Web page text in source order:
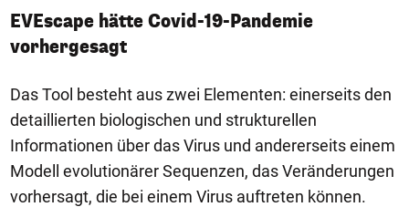
EVEscape hätte Covid-19-Pandemie
vorhergesagt
Das Tool besteht aus zwei Elementen: einerseits den
detaillierten biologischen und strukturellen
Informationen über das Virus und andererseits einem
Modell evolutionärer Sequenzen, das Veränderungen
vorhersagt, die bei einem Virus auftreten können.